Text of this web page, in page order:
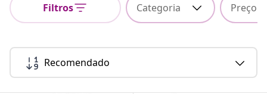
Filtros Categoria Preço
Recomendado